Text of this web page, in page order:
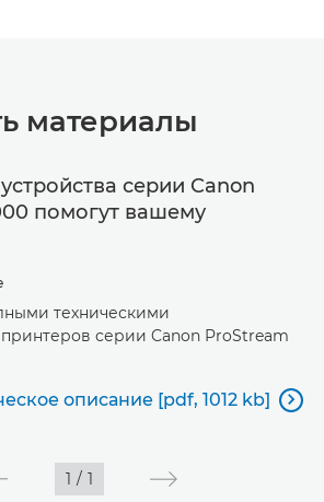
материалы
серии Canon
помогут вашему
техническими
серии Canon ProStream
описание [pdf, 1012 kb] 
1 / 1